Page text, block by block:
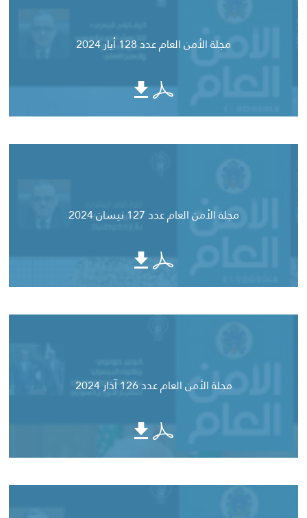
مجلة الأمن العام عدد 128 أيار 2024
مجلة الأمن العام عدد 127 نيسان 2024
مجلة الأمن العام عدد 126 آذار 2024